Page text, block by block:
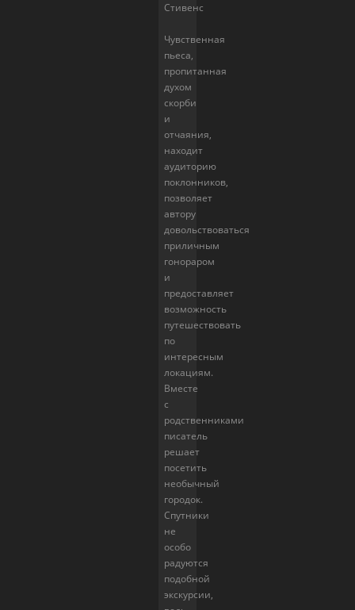
Стивенс
Чувственная
пьеса,
пропитанная
духом
скорби
и
отчаяния,
находит
аудиторию
поклонников,
позволяет
автору
довольствоваться
приличным
гонораром
и
предоставляет
возможность
путешествовать
по
интересным
локациям.
Вместе
с
родственниками
писатель
решает
посетить
необычный
городок.
Спутники
не
особо
радуются
подобной
экскурсии,